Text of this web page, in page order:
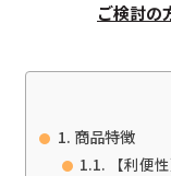
ご検討の
商品特徴
【利便